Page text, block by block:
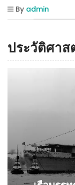
By admin
ประวัติศาส